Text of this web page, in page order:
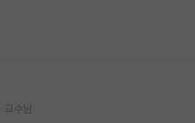
수님